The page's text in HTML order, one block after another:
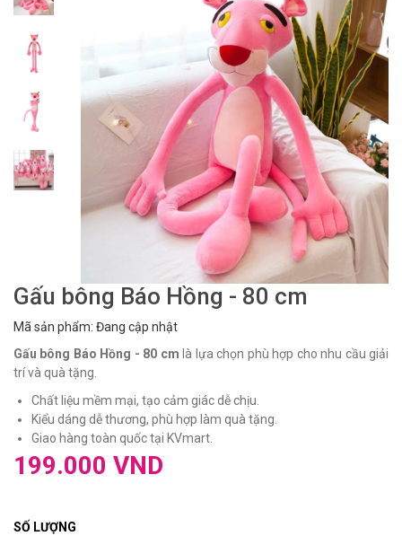
Gấu bông Báo Hồng - 80 cm
Mã sản phẩm: Đang cập nhật
Gấu bông Báo Hồng - 80 cm là lựa chọn phù hợp cho nhu cầu giải
trí và quà tặng.
Chất liệu mềm mại, tạo cảm giác dễ chịu.
Kiểu dáng dễ thương, phù hợp làm quà tặng.
Giao hàng toàn quốc tại KVmart.
199.000 VND
SỐ LƯỢNG